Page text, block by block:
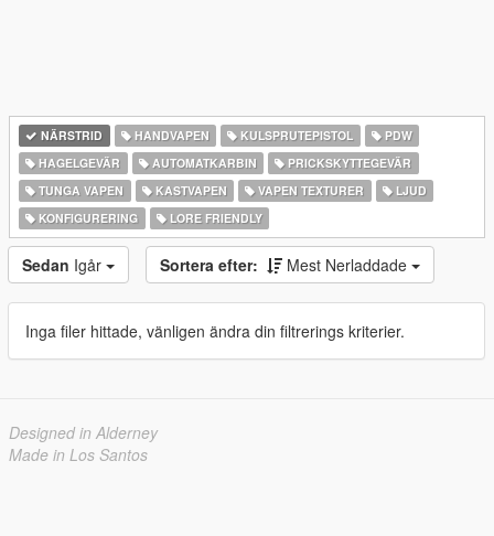
NÄRSTRID HANDVAPEN KULSPRUTEPISTOL
PDW
HAGELGEVÄR
AUTOMATKARBIN
PRICKSKYTTEGEVÄR
TUNGA VAPEN
KASTVAPEN VAPEN TEXTURER
LJUD
KONFIGURERING
LORE FRIENDLY
Sedan Igår Sortera efter: Mest Nerladdade
Inga filer hittade, vänligen ändra din filtrerings kriterier.
Designed in Alderney
Made in Los Santos